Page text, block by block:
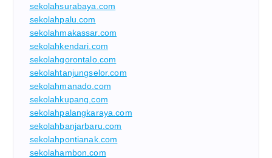
sekolahsurabaya.com
sekolahpalu.com
sekolahmakassar.com
sekolahkendari.com
sekolahgorontalo.com
sekolahtanjungselor.com
sekolahmanado.com
sekolahkupang.com
sekolahpalangkaraya.com
sekolahbanjarbaru.com
sekolahpontianak.com
sekolahambon.com